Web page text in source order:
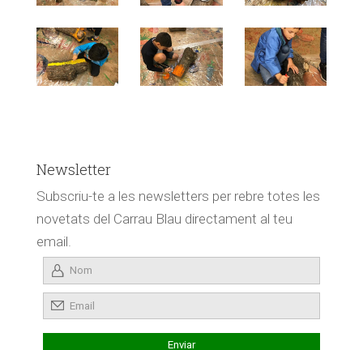
Newsletter
Subscriu-te a les newsletters per rebre totes les
novetats del Carrau Blau directament al teu
email.